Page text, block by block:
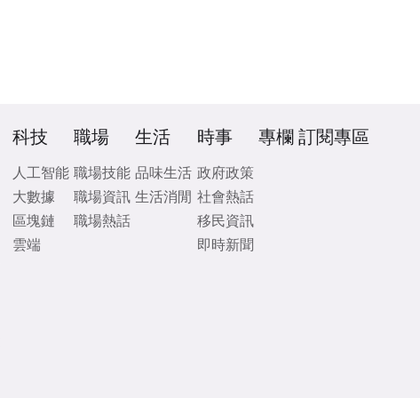
科技
人工智能
大數據
區塊鏈
雲端
職場
職場技能
職場資訊
職場熱話
生活
品味生活
生活消閒
時事
政府政策
社會熱話
移民資訊
即時新聞
專欄 訂閱專區